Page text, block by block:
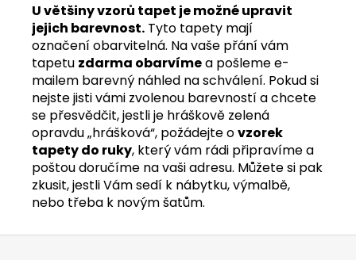
U většiny vzorů tapet je možné upravit
jejich barevnost. Tyto tapety mají
označení obarvitelná. Na vaše přání vám
tapetu zdarma obarvímea pošleme e-
mailem barevný náhled na schválení. Pokud si
nejste jisti vámi zvolenou barevností a chcete
se přesvědčit, jestli je hráškově zelená
opravdu „hrášková“, požádejte ovzorek
tapety do ruky, který vám rádi připravíme a
poštou doručíme na vaši adresu. Můžete si pak
zkusit, jestli Vám sedí k nábytku, výmalbě,
nebo třeba k novým šatům.
Z